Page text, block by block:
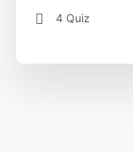
4 Quiz